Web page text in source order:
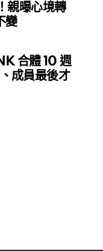
親曝心境轉
變
合體 10 週
成員最後才